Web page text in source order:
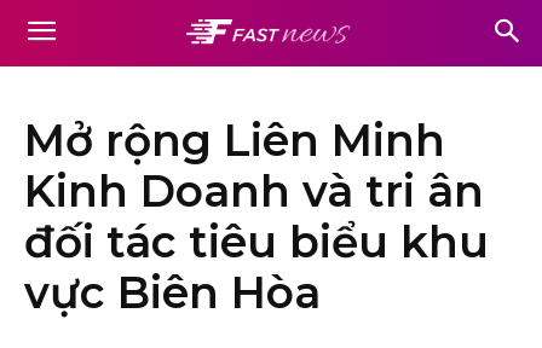
Mở rộng Liên Minh
Kinh Doanh và tri ân
đối tác tiêu biểu khu
vực Biên Hòa